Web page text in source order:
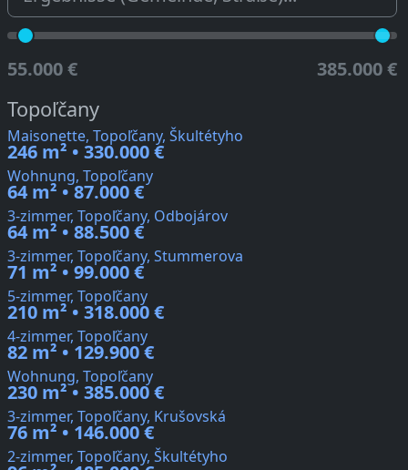
55.000 € 385.000 €
Topoľčany
Maisonette, Topoľčany, Škultétyho
246 m² • 330.000 €
Wohnung, Topoľčany
64 m² • 87.000 €
3-zimmer, Topoľčany, Odbojárov
64 m² • 88.500 €
3-zimmer, Topoľčany, Stummerova
71 m² • 99.000 €
5-zimmer, Topoľčany
210 m² • 318.000 €
4-zimmer, Topoľčany
82 m² • 129.900 €
Wohnung, Topoľčany
230 m² • 385.000 €
3-zimmer, Topoľčany, Krušovská
76 m² • 146.000 €
2-zimmer, Topoľčany, Škultétyho